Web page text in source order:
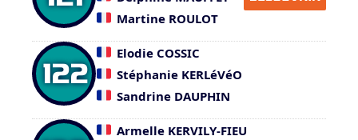
Martine ROULOT
122
Elodie COSSIC
Stéphanie KERLéVéO
Sandrine DAUPHIN
Armelle KERVILY-FIEU